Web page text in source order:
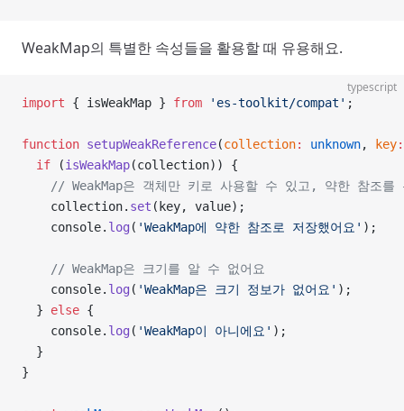
WeakMap의 특별한 속성들을 활용할 때 유용해요.
typescript
import { isWeakMap } from 'es-toolkit/compat' ;
function setupWeakReference(collection: unknown, key:
  if
(isWeakMap(collection)) {
// WeakMap은 객체만 키로 사용할 수 있고, 약한 참조를
    collection.
set (key, value);
    console.
log ( 'WeakMap에 약한 참조로 저장했어요' );
    // WeakMap은 크기를 알 수 없어요
    console.
log ( 'WeakMap은 크기 정보가 없어요' );
  }
else {
    console.
log ( 'WeakMap이 아니에요' );
  }
}